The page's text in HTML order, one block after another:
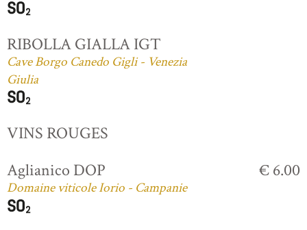
RIBOLLA GIALLA IGT
Cave Borgo Canedo Gigli - Venezia
Giulia
VINS ROUGES
Aglianico DOP
Domaine viticole Iorio - Campanie
€ 6.00